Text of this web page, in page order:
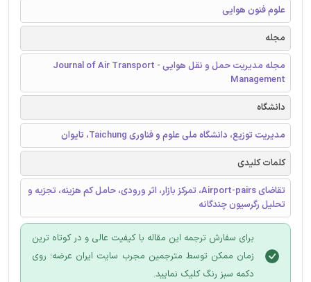
علوم فنون هوایی
مجله
مجله مدیریت حمل و نقل هوایی - Journal of Air Transport
Management
دانشگاه
مدیریت توزیع، دانشگاه ملی علوم و فناوری Taichung، تایوان
کلمات کلیدی
تقاضای Airport-pairs، تمرکز بازار، اثر ورودی، حامل کم هزینه، تجزیه و
تحلیل رگرسیون چندگانه
برای سفارش ترجمه این مقاله با کیفیت عالی و در کوتاه ترین
زمان ممکن توسط مترجمین مجرب سایت ایران عرضه؛ روی
دکمه سبز رنگ کلیک نمایید.